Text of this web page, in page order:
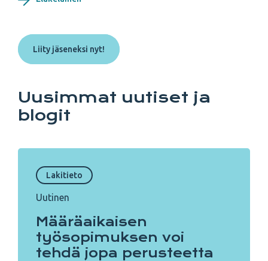
Liity jäseneksi nyt!
Uusimmat uutiset ja
blogit
Lakitieto
Uutinen
Määräaikaisen
työsopimuksen voi
tehdä jopa perusteetta